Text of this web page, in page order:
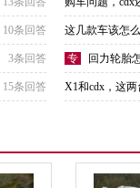
10条回答 这几款车该怎
3条回答 专 回力轮胎
15条回答 X1和cdx，这